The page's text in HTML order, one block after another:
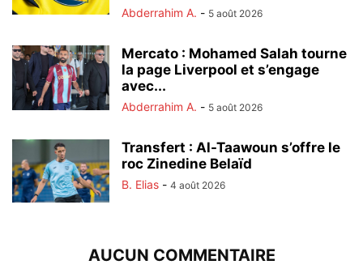
Abderrahim A. - 5 août 2026
Mercato : Mohamed Salah tourne
la page Liverpool et s’engage
avec...
Abderrahim A. - 5 août 2026
Transfert : Al-Taawoun s’offre le
roc Zinedine Belaïd
B. Elias - 4 août 2026
AUCUN COMMENTAIRE